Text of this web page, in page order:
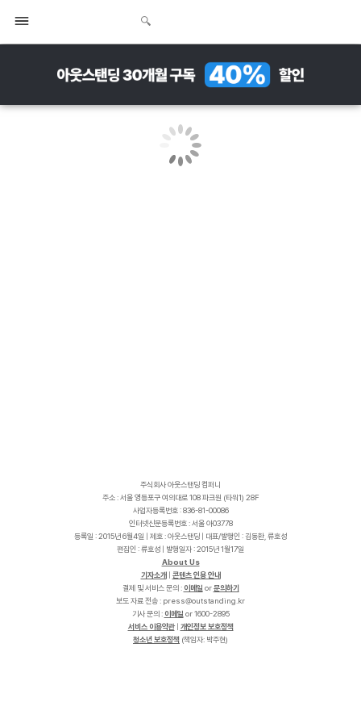
주식회사 아웃스탠딩 컴퍼니
주소 : 서울 영등포구 여의대로 108 파크원 (타워1) 28F
사업자등록번호 : 836-81-00086
인터넷신문등록번호 : 서울 아03778
등록일 : 2015년 6월4일 | 제호 : 아웃스탠딩 | 대표/발행인 : 김동환, 류호성
편집인 : 류호성 | 발행일자 : 2015년 1월17일
About Us
기자소개
콘텐츠 인용 안내
결제 및 서비스 문의 : 이메일 or문의하기
보도 자료 전송 :
r
k
.
g
n
i
d
n
a
t
s
t
u
o
@
s
s
e
r
p
기사 문의 : 이메일 or 1600-2895
서비스 이용약관| 개인정보 보호정책
청소년 보호정책 (책임자: 박주현)